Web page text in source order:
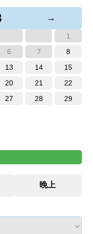
→
1
6 7
8
13 14
15
20 21
22
27 28
29